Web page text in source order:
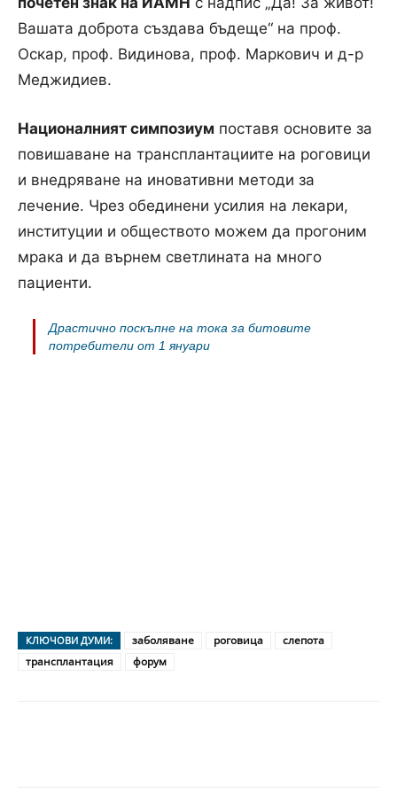
Вашата доброта създава бъдеще“ на проф.
Оскар, проф. Видинова, проф. Маркович и д-р
Меджидиев.
Националният симпозиум поставя основите за
повишаване на трансплантациите на роговици
и внедряване на иновативни методи за
лечение. Чрез обединени усилия на лекари,
институции и обществото можем да прогоним
мрака и да върнем светлината на много
пациенти.
Драстично поскъпне на тока за битовите
потребители от 1 януари
КЛЮЧОВИ ДУМИ: заболяване роговица
слепота
трансплантация
форум